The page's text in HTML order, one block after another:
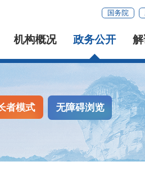
国务院
机构概况 政务公开
者模式 无障碍浏览